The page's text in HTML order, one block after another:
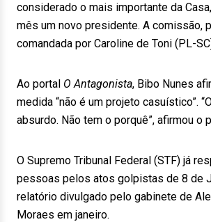
considerado o mais importante da
mês um novo presidente. A comissão,
comandada por Caroline de Toni (PL-
Ao portal O Antagonista, Bibo Nunes
medida “não é um projeto casuístico”.
absurdo. Não tem o porquê”, afirmou o
O Supremo Tribunal Federal (STF) já
pessoas pelos atos golpistas de 8 de
relatório divulgado pelo gabinete de
Moraes em janeiro.